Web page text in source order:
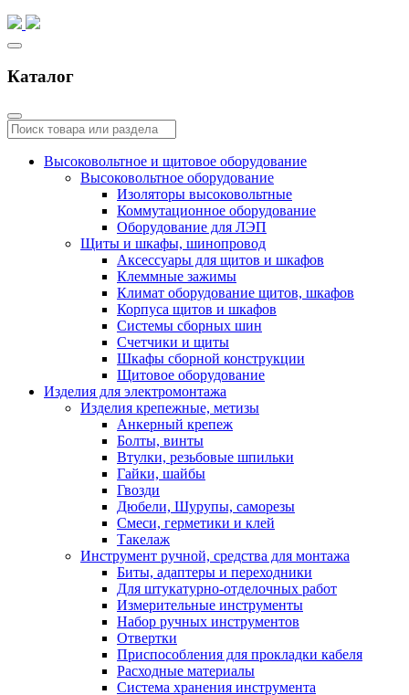
Каталог
Высоковольтное и щитовое оборудование
Высоковольтное оборудование
Изоляторы высоковольтные
Коммутационное оборудование
Оборудование для ЛЭП
Щиты и шкафы, шинопровод
Аксессуары для щитов и шкафов
Клеммные зажимы
Климат оборудование щитов, шкафов
Корпуса щитов и шкафов
Системы сборных шин
Счетчики и щиты
Шкафы сборной конструкции
Щитовое оборудование
Изделия для электромонтажа
Изделия крепежные, метизы
Анкерный крепеж
Болты, винты
Втулки, резьбовые шпильки
Гайки, шайбы
Гвозди
Дюбели, Шурупы, саморезы
Смеси, герметики и клей
Такелаж
Инструмент ручной, средства для монтажа
Биты, адаптеры и переходники
Для штукатурно-отделочных работ
Измерительные инструменты
Набор ручных инструментов
Отвертки
Приспособления для прокладки кабеля
Расходные материалы
Система хранения инструмента